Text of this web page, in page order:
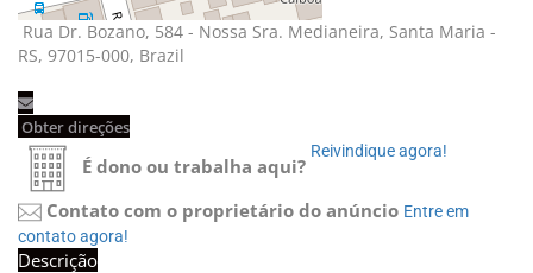
Rua Dr. Bozano, 584 - Nossa Sra. Medianeira, Santa Maria -
RS, 97015-000, Brazil
Obter direções
É dono ou trabalha aqui?
Reivindique agora!
Contato com o proprietário do anúncio Entre em
contato agora!
Descrição